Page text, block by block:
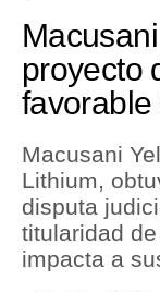
Perú
Política
Finanzas
Inmobiliarias
Plus G
proyecto
favorable
Macusani
Lithium,
disputa
titularidad
impacta a